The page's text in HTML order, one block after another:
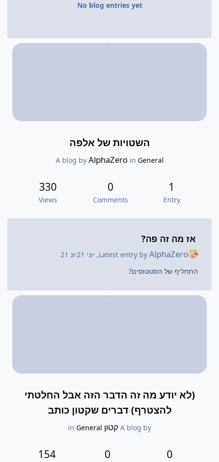
No blog entries yet
השטויות של אלפה
A blog by AlphaZeroin General
1
Entry
0
Comments
330
Views
אז מה זה פה?
Latest entry byAlphaZero
, יוני 21
יונ 21
התחליף של הסטטוסים?
(לא יודע מה זה הדבר הזה אבל החלטתי
להצטרף) דברים שקטון כותב
A blog by קטון General
0
0
154